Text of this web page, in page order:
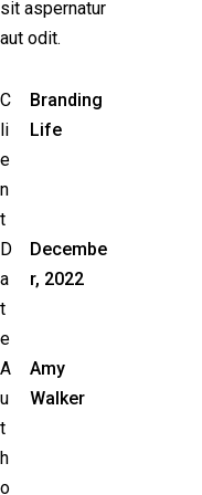
sit aspernatur
aut odit.
C
li
e
n
t
Branding
Life
D
a
t
e
Decembe
r, 2022
A
u
t
h
o
Amy
Walker